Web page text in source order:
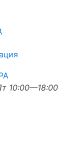
10:00—18:00